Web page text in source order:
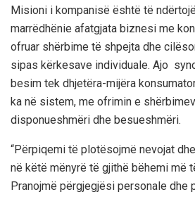
Misioni i kompanisë është të
marrëdhënie afatgjata biznesi me k
ofruar shërbime të shpejta dhe
sipas kërkesave individuale. Ajo
besim tek dhjetëra-mijëra k
ka në sistem, me ofrimin e
disponueshmëri dhe besueshmëri.
“Përpiqemi të plotësojmë nevojat
në këtë mënyrë të gjithë bëhemi më
Pranojmë përgjegjësi personale dhe